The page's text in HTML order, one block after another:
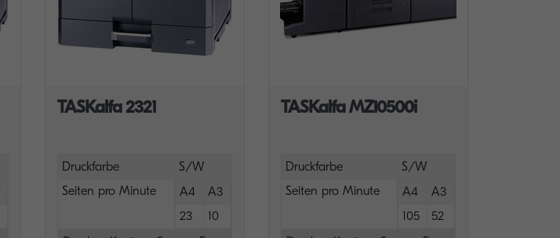
TASKalfa 2321
Druckfarbe
S/W
Seiten pro Minute
A4
A3
23
10
TASKalfa MZ10500i
Druckfarbe
S/W
Seiten pro Minute
A4
A3
105
52